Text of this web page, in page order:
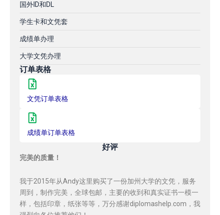
国外ID和DL
学生卡和文凭套
成绩单办理
大学文凭办理
订单表格
文凭订单表格
成绩单订单表格
好评
完美的质量！
我于2015年从Andy这里购买了一份加州大学的文凭，服务
周到，制作完美，全球包邮，主要的收到和真实证书一模一
样，包括印章，纸张等等，万分感谢diplomashelp.com，我